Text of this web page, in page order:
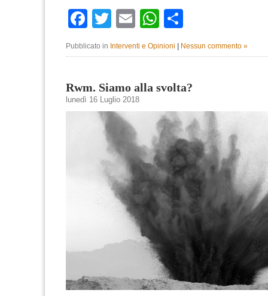
Facebook
TwitterEmailWhatsApp
Pubblicato in Interventi e Opinioni Nessun commento »
Rwm. Siamo alla svolta?
lunedì 16 Luglio 2018